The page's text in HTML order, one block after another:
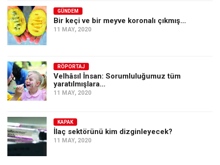
GÜNDEM
Bir keçi ve bir meyve koronalı çıkmış…
11 MAY, 2020
RÖPORTAJ
Velhâsıl İnsan: Sorumluluğumuz tüm
yaratılmışlara…
11 MAY, 2020
KAPAK
İlaç sektörünü kim dizginleyecek?
11 MAY, 2020